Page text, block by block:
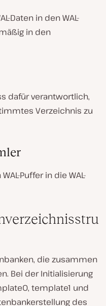
Daten in den WAL-
in den
dafür verantwortlich,
Verzeichnis zu
Puffer in die WAL-
die zusammen
Bei der Initialisierung
template1 und
des